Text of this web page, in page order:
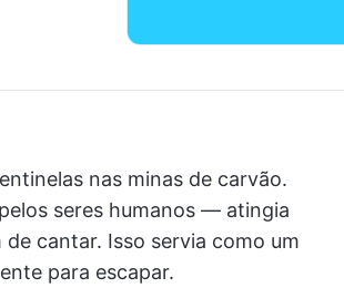
nas minas de carvão.
seres humanos — atingia
cantar. Isso servia como um
para escapar.